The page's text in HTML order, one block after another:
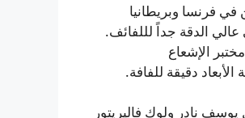
فرنسا وبريطانيا
الدقة جداً لللفائف.
لفيفة) أنتجها مختبر الإشعاع
دقيقة للفافة.
نادر ولوك فاليريتور